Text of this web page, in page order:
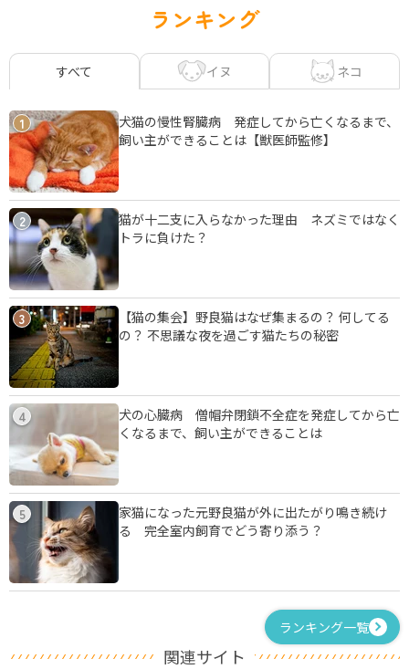
ランキング
すべて イヌ ネコ
1
犬猫の慢性腎臓病 発症してから亡くなるまで、
飼い主ができることは【獣医師監修】
2
猫が十二支に入らなかった理由 ネズミではなく
トラに負けた？
3
【猫の集会】野良猫はなぜ集まるの？ 何してる
の？ 不思議な夜を過ごす猫たちの秘密
4
犬の心臓病 僧帽弁閉鎖不全症を発症してから亡
くなるまで、飼い主ができることは
5
家猫になった元野良猫が外に出たがり鳴き続け
る 完全室内飼育でどう寄り添う？
ランキング一覧
関連サイト